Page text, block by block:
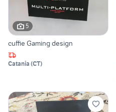
5
cuffie Gaming design
Catania (CT)